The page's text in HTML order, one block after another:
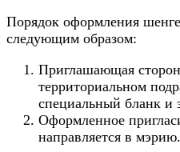
Порядок оформления
следующим образом:
Приглашающая
территориальном
специальный бланк и
Оформленное
направляется в